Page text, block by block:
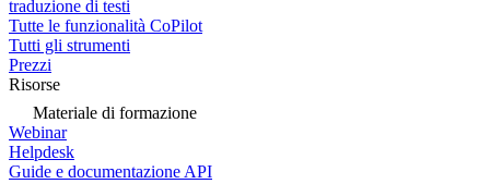
traduzione di testi
Tutte le funzionalità CoPilot
Tutti gli strumenti
Prezzi
Risorse
Materiale di formazione
Webinar
Helpdesk
Guide e documentazione API